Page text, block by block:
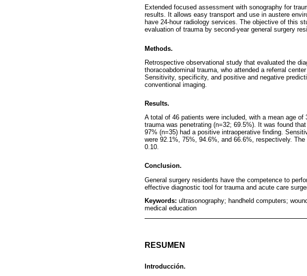
Extended focused assessment with sonography for
results. It allows easy transport and use in austere
have 24-hour radiology services. The objective of this
evaluation of trauma by second-year general surgery
Methods.
Retrospective observational study that evaluated the
thoracoabdominal trauma, who attended a referral
Sensitivity, specificity, and positive and negative
conventional imaging.
Results.
A total of 46 patients were included, with a mean age
trauma was penetrating (n=32; 69.5%). It was found
97% (n=35) had a positive intraoperative finding.
were 92.1%, 75%, 94.6%, and 66.6%, respectively.
0.10.
Conclusion.
General surgery residents have the competence to
effective diagnostic tool for trauma and acute care
Keywords: ultrasonography; handheld computers;
medical education
RESUMEN
Introducción.